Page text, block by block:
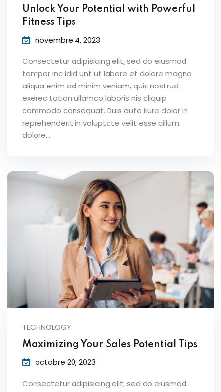
Unlock Your Potential with Powerful
Fitness Tips
novembre 4, 2023
Consectetur adipisicing elit, sed do eiusmod
tempor inc idid unt ut labore et dolore magna
aliqua enim ad minim veniam, quis nostrud
exerec tation ullamco laboris nis aliquip
commodo consequat. Duis aute irure dolor in
reprehenderit in voluptate velit esse cillum
dolore...
TECHNOLOGY
Maximizing Your Sales Potential Tips
octobre 20, 2023
Consectetur adipisicing elit, sed do eiusmod